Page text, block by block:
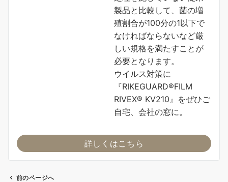
製品と比較して、菌の増
殖割合が100分の1以下で
なければならないなど厳
しい規格を満たすことが
必要となります。
ウイルス対策に
『RIKEGUARD®FILM
RIVEX® KV210』をぜひご
自宅、会社の窓に。
詳しくはこちら
前のページへ